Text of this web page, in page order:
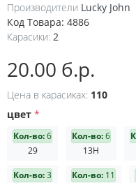
Производители Lucky John
Код Товара: 4886
Карасики: 2
20.00 б.р.
Цена в карасиках: 110
цвет
Кол-во:6
29
Кол-во:6
13H
Кол-во:3
Кол-во: 11